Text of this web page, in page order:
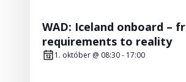
WAD: Iceland onboard –
requirements to reality
1. október @ 08:30- 17:00